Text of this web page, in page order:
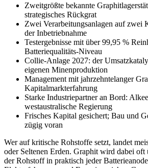
Zweitgrößte bekannte
strategisches Rückgrat
Zwei Verarbeitungsanlagen auf zwei
der Inbetriebnahme
Testergebnisse mit über 99,95 %
Batteriequalitäts-Niveau
Collie-Anlage 2027: der
eigenen Minenproduktion
Management mit jahrzehntelanger
Kapitalmarkterfahrung
Starke Industriepartner an Bord:
westaustralische Regierung
Frisches Kapital gesichert; Bau und
zügig voran
Wer auf kritische Rohstoffe setzt, landet
oder Seltenen Erden. Graphit wird dabei oft
der Rohstoff in praktisch jeder